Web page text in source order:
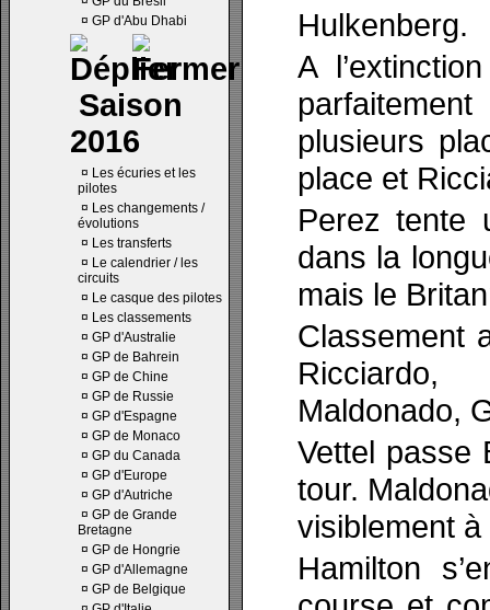
¤ GP d'Abu Dhabi
Saison
2016
¤ Les écuries et les
pilotes
¤ Les changements /
évolutions
¤ Les transferts
¤ Le calendrier / les
circuits
¤ Le casque des pilotes
¤ Les classements
¤ GP d'Australie
¤ GP de Bahrein
¤ GP de Chine
¤ GP de Russie
¤ GP d'Espagne
¤ GP de Monaco
¤ GP du Canada
¤ GP d'Europe
¤ GP d'Autriche
¤ GP de Grande
Bretagne
¤ GP de Hongrie
¤ GP d'Allemagne
¤ GP de Belgique
Hulkenberg.
A
plusieurs
place et
Perez tente
dans la
mais le
Classement
Maldonado,
Vettel passe
tour.
visiblement à
Hamilton